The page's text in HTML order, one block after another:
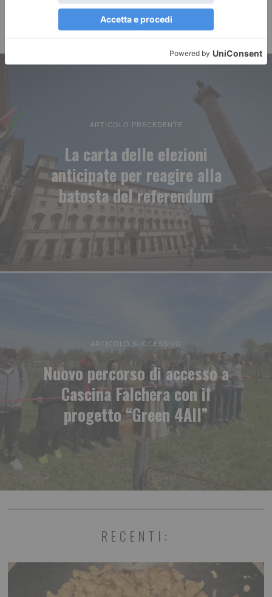
ARTICOLO PRECEDENTE
La carta delle elezioni
anticipate per reagire alla
batosta del referendum
ARTICOLO SUCCESSIVO
Nuovo percorso di accesso a
Cascina Falchera con il
progetto “Green 4All”
RECENTI: